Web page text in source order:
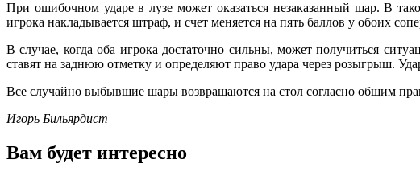
При ошибочном ударе в лузе может оказаться незаказанный шар. В
игрока накладывается штраф, и счет меняется на пять баллов у обоих
В случае, когда оба игрока достаточно сильны, может получиться
ставят на заднюю отметку и определяют право удара через розыгрыш.
Все случайно выбывшие шары возвращаются на стол согласно общим
Игорь Бильярдист
Вам будет интересно